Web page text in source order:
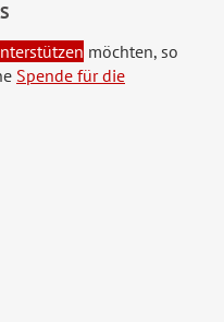
möchten, so
Spende für die